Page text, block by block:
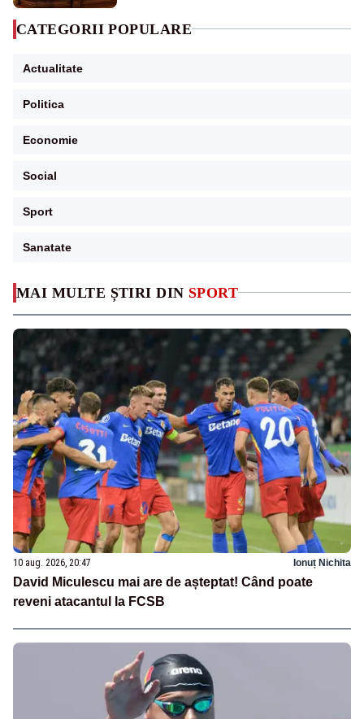
MAI MULTE ȘTIRI DIN SPORT
10 aug. 2026, 20:47 Ionuț Nichita
David Miculescu mai are de așteptat! Când poate
reveni atacantul la FCSB
CATEGORII POPULARE
Actualitate
Politica
Economie
Social
Sport
Sanatate